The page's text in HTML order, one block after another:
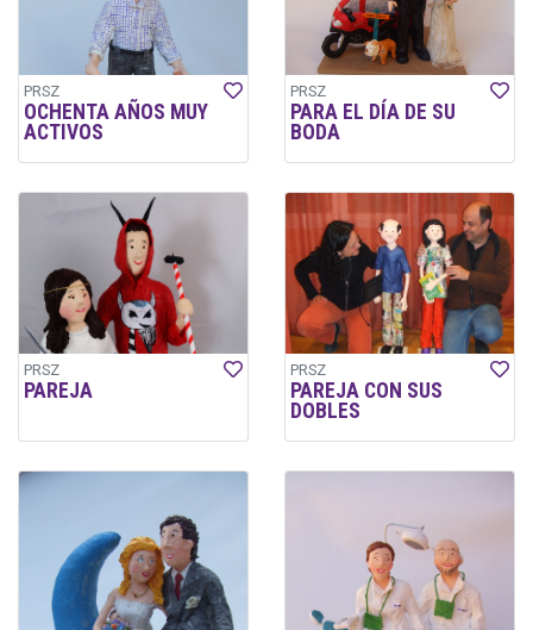
PRSZ
OCHENTA AÑOS MUY
ACTIVOS
PRSZ
PARA EL DÍA DE SU
BODA
PRSZ
PAREJA
PRSZ
PAREJA CON SUS
DOBLES